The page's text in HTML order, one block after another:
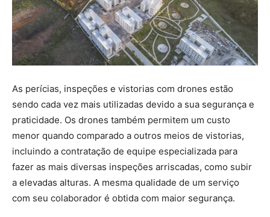
As perícias, inspeções e vistorias com drones estão
sendo cada vez mais utilizadas devido a sua segurança e
praticidade. Os drones também permitem um custo
menor quando comparado a outros meios de vistorias,
incluindo a contratação de equipe especializada para
fazer as mais diversas inspeções arriscadas, como subir
a elevadas alturas. A mesma qualidade de um serviço
com seu colaborador é obtida com maior segurança.